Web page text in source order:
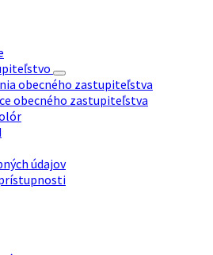
obecného zastupiteľstva
obecného zastupiteľstva
údajov